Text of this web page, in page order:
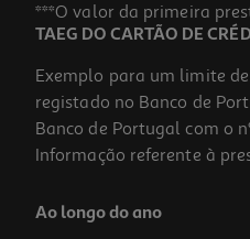
***O valor da primeira
TAEG DO CARTÃO DE
Exemplo para um limite
registado no Banco de
Banco de Portugal com o
Informação referente à
Ao longo do ano